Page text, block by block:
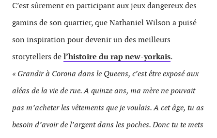
C’est sûrement en participant aux jeux dangereux des
gamins de son quartier, que Nathaniel Wilson a puisé
son inspiration pour devenir un des meilleurs
storytellers del’histoire du rap new-yorkais.
« Grandir à Corona dans le Queens, c’est être exposé aux
aléas de la vie de rue. A quinze ans, ma mère ne pouvait
pas m’acheter les vêtements que je voulais. A cet âge, tu as
besoin d’avoir de l’argent dans les poches. Donc tu te mets